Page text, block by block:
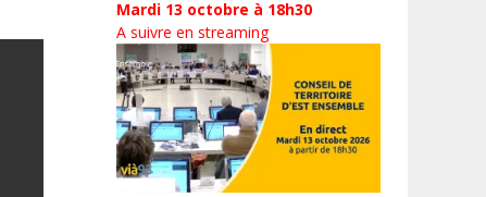
Mardi 13 octobre à 18h30
A suivre en streaming